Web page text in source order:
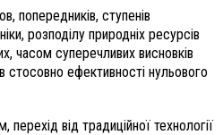
попередників, ступенів
розподілу природніх ресурсів
часом суперечливих висновків
стосовно ефективності нульового
від традиційної технології